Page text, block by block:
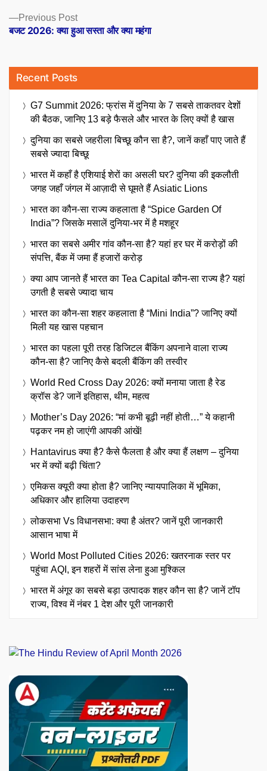
Previous PostPrevious
post:
बजट 2026: क्या हुआ सस्ता और क्या महंगा
Recent Posts
G7 Summit 2026: फ्रांस में दुनिया के 7 सबसे ताकतवर देशों
की बैठक, जानिए 13 बड़े फैसले और भारत के लिए क्यों है खास
दुनिया का सबसे जहरीला बिच्छू कौन सा है?, जानें कहाँ पाए जाते हैं
सबसे ज्यादा बिच्छू
भारत में कहाँ है एशियाई शेरों का असली घर? दुनिया की इकलौती
जगह जहाँ जंगल में आज़ादी से घूमते हैं Asiatic Lions
भारत का कौन-सा राज्य कहलाता है “Spice Garden Of
India”? जिसके मसालें दुनिया-भर में है मशहूर
भारत का सबसे अमीर गांव कौन-सा है? यहां हर घर में करोड़ों की
संपत्ति, बैंक में जमा हैं हजारों करोड़
क्या आप जानते हैं भारत का Tea Capital कौन-सा राज्य है? यहां
उगती है सबसे ज्यादा चाय
भारत का कौन-सा शहर कहलाता है “Mini India”? जानिए क्यों
मिली यह खास पहचान
भारत का पहला पूरी तरह डिजिटल बैंकिंग अपनाने वाला राज्य
कौन-सा है? जानिए कैसे बदली बैंकिंग की तस्वीर
World Red Cross Day 2026: क्यों मनाया जाता है रेड
क्रॉस डे? जानें इतिहास, थीम, महत्व
Mother’s Day 2026: “मां कभी बूढ़ी नहीं होती…” ये कहानी
पढ़कर नम हो जाएंगी आपकी आंखें!
Hantavirus क्या है? कैसे फैलता है और क्या हैं लक्षण – दुनिया
भर में क्यों बढ़ी चिंता?
एमिकस क्यूरी क्या होता है? जानिए न्यायपालिका में भूमिका,
अधिकार और हालिया उदाहरण
लोकसभा Vs विधानसभा: क्या है अंतर? जानें पूरी जानकारी
आसान भाषा में
World Most Polluted Cities 2026: खतरनाक स्तर पर
पहुंचा AQI, इन शहरों में सांस लेना हुआ मुश्किल
भारत में अंगूर का सबसे बड़ा उत्पादक शहर कौन सा है? जानें टॉप
राज्य, विश्व में नंबर 1 देश और पूरी जानकारी